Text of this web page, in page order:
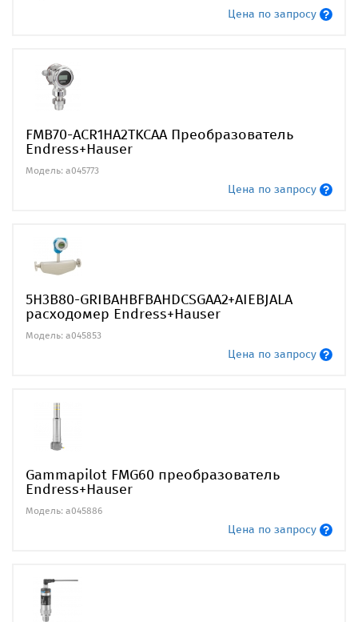
Цена по запросу
FMB70-ACR1HA2TKCAA Преобразователь
Endress+Hauser
Модель: a045773
Цена по запросу
5H3B80-GRIBAHBFBAHDCSGAA2+AIEBJALA
расходомер Endress+Hauser
Модель: a045853
Цена по запросу
Gammapilot FMG60 преобразователь
Endress+Hauser
Модель: a045886
Цена по запросу